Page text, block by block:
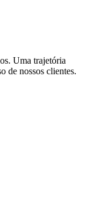
Uma trajetória
de nossos clientes.